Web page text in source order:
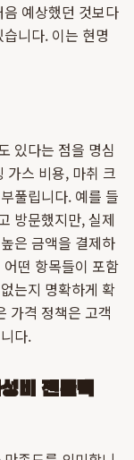
예상했던 것보다
니다. 이는 현명
있다는 점을 명심
가스 비용, 마취 크
풀립니다. 예를 들
방문했지만, 실제
은 금액을 결제하
떤 항목들이 포함
는지 명확하게 확
가격 정책은 고객
다.
비 젠틀맥